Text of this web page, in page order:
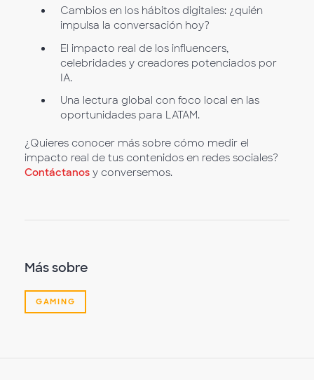
Cambios en los hábitos digitales: ¿quién
impulsa la conversación hoy?
El impacto real de los influencers,
celebridades y creadores potenciados por
IA.
Una lectura global con foco local en las
oportunidades para LATAM.
¿Quieres conocer más sobre cómo medir el
impacto real de tus contenidos en redes sociales?
Contáctanos y conversemos.
Más sobre
GAMING